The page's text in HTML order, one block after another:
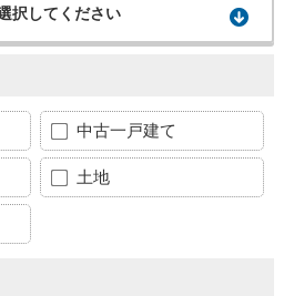
択してください
中古一戸建て
土地